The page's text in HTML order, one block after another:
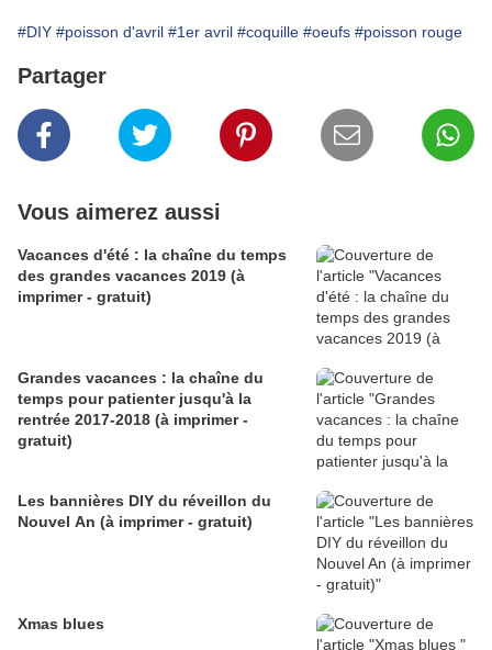
#DIY #poisson d'avril #1er avril #coquille #oeufs #poisson rouge
Partager
Vous aimerez aussi
Vacances d'été : la chaîne du temps
des grandes vacances 2019 (à
imprimer - gratuit)
Grandes vacances : la chaîne du
temps pour patienter jusqu'à la
rentrée 2017-2018 (à imprimer -
gratuit)
Les bannières DIY du réveillon du
Nouvel An (à imprimer - gratuit)
Xmas blues